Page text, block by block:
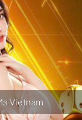
Vietnam